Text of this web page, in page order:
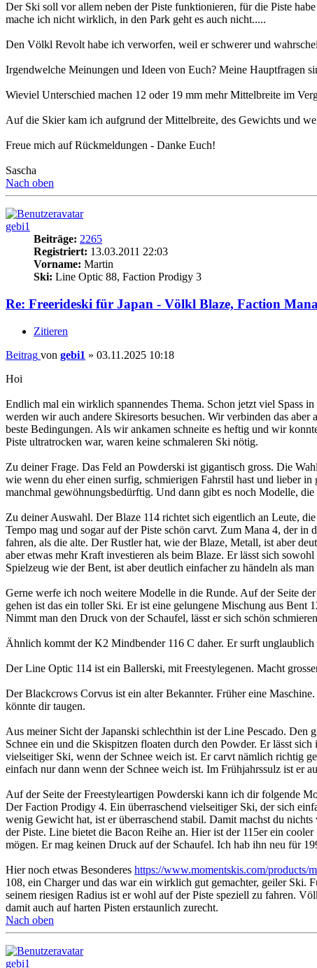
Der Ski soll vor allem neben der Piste funktionieren, für die Piste
mache ich nicht wirklich, in den Park geht es auch nicht.....
Den Völkl Revolt habe ich verworfen, weil er schwerer und
Irgendwelche Meinungen und Ideen von Euch? Meine Hauptfragen
Wieviel Unterschied machen 12 oder 19 mm mehr Mittelbreite im
Auf die Skier kam ich aufgrund der Mittelbreite, des Gewichts und
Freue mich auf Rückmeldungen - Danke Euch!
Sascha
Nach oben
gebi1
Beiträge: 2265
Registriert: 13.03.2011 22:03
Vorname: Martin
Ski: Line Optic 88, Faction Prodigy 3
Re: Freerideski für Japan - Völkl Blaze, Faction
Zitieren
Beitrag von gebi1 » 03.11.2025 10:18
Hoi
Endlich mal ein wirklich spannendes Thema. Schon jetzt viel Spass
werden wir auch andere Skiresorts besuchen. Wir verbinden das
beste Bedingungen. Als wir ankamen schneite es heftig und wir
Piste ultratrocken war, waren keine schmaleren Ski nötig.
Zu deiner Frage. Das Feld an Powderski ist gigantisch gross. Die
wie wenn du eher einen surfig, schmierigen Fahrstil hast und lieber
manchmal gewöhnungsbedürftig. Und dann gibt es noch Modelle,
Zu deiner Auswahl. Der Blaze 114 richtet sich eigentlich an Leute,
Tempo mag und sogar auf der Piste schön carvt. Zum Mana 4, der
fahren, als die alte. Der Rustler hat, wie der Blaze, Metall, ist aber
aber etwas mehr Kraft investieren als beim Blaze. Er lässt sich
Spielzeug wie der Bent, ist aber deutlich einfacher zu händeln als
Gerne werfe ich noch weitere Modelle in die Runde. Auf der Seite
gehen ist das ein toller Ski. Er ist eine gelungene Mischung aus
Nimmt man den Druck von der Schaufel, lässt er sich schön
Ähnlich kommt der K2 Mindbender 116 C daher. Er surft unglaublich
Der Line Optic 114 ist ein Ballerski, mit Freestylegenen. Macht
Der Blackcrows Corvus ist ein alter Bekannter. Früher eine
könnte dir taugen.
Aus meiner Sicht der Japanski schlechthin ist der Line Pescado.
Schnee ein und die Skispitzen floaten durch den Powder. Er lässt
vielseitiger Ski, wenn der Schnee weich ist. Er carvt nämlich richtig
einfach nur dann wenn der Schnee weich ist. Im Frühjahrssulz ist er
Auf der Seite der Freestyleartigen Powderski kann ich dir folgende
Der Faction Prodigy 4. Ein überraschend vielseitiger Ski, der sich
wenig Gewicht hat, ist er überraschend stabil. Damit machst du
der Piste. Line bietet die Bacon Reihe an. Hier ist der 115er ein
mögen. Er mag keinen Druck auf der Schaufel. Ich hab ihn neu für
Hier noch etwas Besonderes https://www.momentskis.com/products/
108, ein Charger und das war ein wirklich gut gemachter, geiler Ski.
seinem riesigen Radius ist er wohl auf der Piste speziell zu fahren.
damit auch auf harten Pisten erstaunlich zurecht.
Nach oben
gebi1